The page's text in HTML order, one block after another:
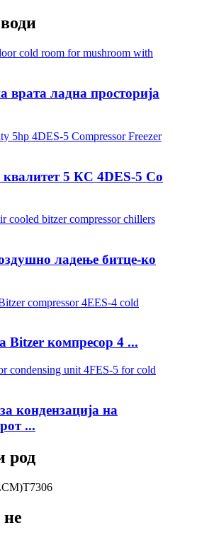
врата ладна просторија
квалитет 5 КС 4DES-5 Co
ладење битце-ко
Bitzer компресор 4 ...
кондензација на
...
род
не